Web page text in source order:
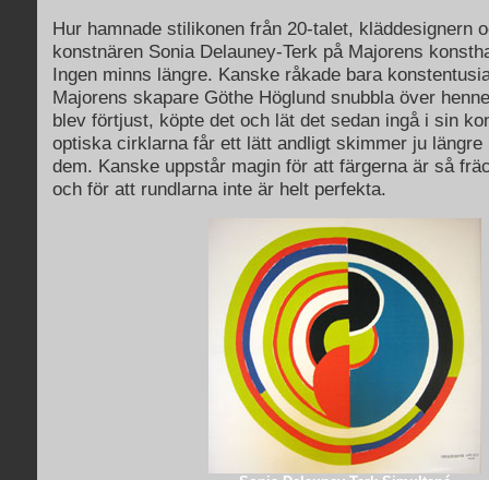
Hur hamnade stilikonen från 20-talet, kläddesignern
konstnären Sonia Delauney-Terk på Majorens
Ingen minns längre. Kanske råkade bara
Majorens skapare Göthe Höglund snubbla över
blev förtjust, köpte det och lät det sedan ingå i sin
optiska cirklarna får ett lätt andligt skimmer ju längre
dem. Kanske uppstår magin för att färgerna är så
och för att rundlarna inte är helt perfekta.